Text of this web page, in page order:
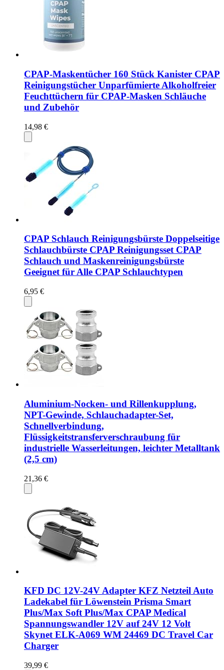
CPAP-Maskentücher 160 Stück Kanister CPAP
Reinigungstücher Unparfümierte Alkoholfreier
Feuchttüchern für CPAP-Masken Schläuche
und Zubehör
14,98 €
CPAP Schlauch Reinigungsbürste Doppelseitige
Schlauchbürste CPAP Reinigungsset CPAP
Schlauch und Maskenreinigungsbürste
Geeignet für Alle CPAP Schlauchtypen
6,95 €
Aluminium-Nocken- und Rillenkupplung,
NPT-Gewinde, Schlauchadapter-Set,
Schnellverbindung,
Flüssigkeitstransferverschraubung für
industrielle Wasserleitungen, leichter Metalltank
(2,5 cm)
21,36 €
KFD DC 12V-24V Adapter KFZ Netzteil Auto
Ladekabel für Löwenstein Prisma Smart
Plus/Max Soft Plus/Max CPAP Medical
Spannungswandler 12V auf 24V 12 Volt
Skynet ELK-A069 WM 24469 DC Travel Car
Charger
39,99 €